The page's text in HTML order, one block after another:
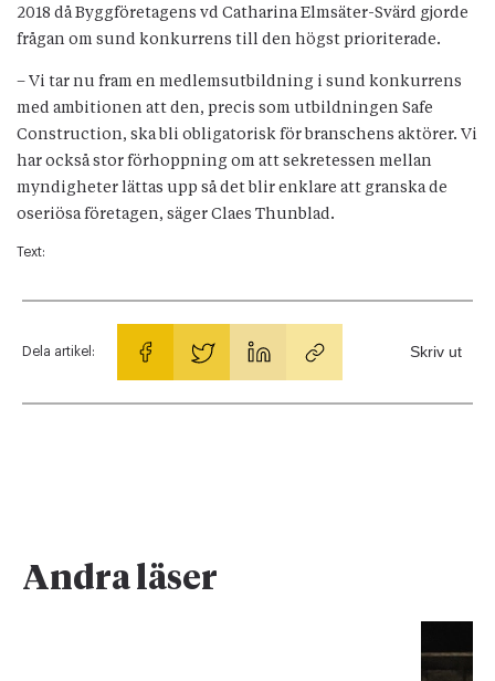
2018 då Byggföretagens vd Catharina Elmsäter-Svärd gjorde
frågan om sund konkurrens till den högst prioriterade.
– Vi tar nu fram en medlemsutbildning i sund konkurrens
med ambitionen att den, precis som utbildningen Safe
Construction, ska bli obligatorisk för branschens aktörer. Vi
har också stor förhoppning om att sekretessen mellan
myndigheter lättas upp så det blir enklare att granska de
oseriösa företagen, säger Claes Thunblad.
Text:
Dela artikel: Skriv ut
Andra läser